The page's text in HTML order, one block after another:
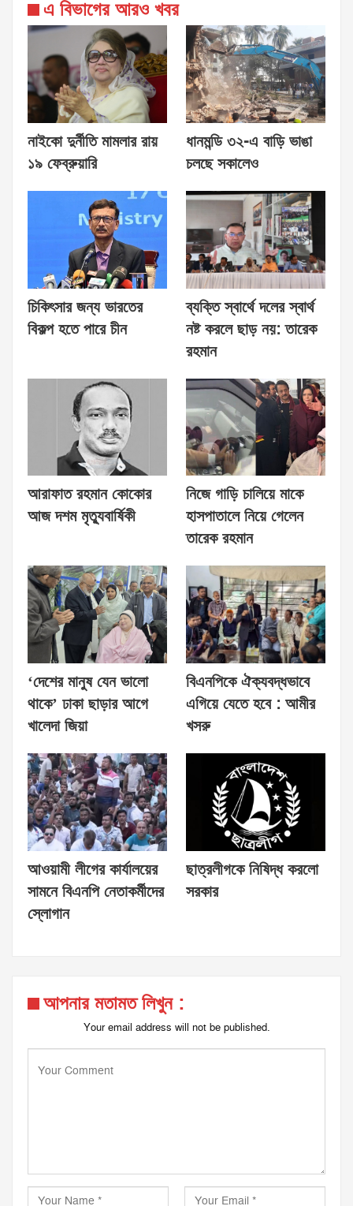
এ বিভাগের আরও খবর
নাইকো দুর্নীতি মামলার রায়
১৯ ফেব্রুয়ারি
ধানমন্ডি ৩২-এ বাড়ি ভাঙা
চলছে সকালেও
চিকিৎসার জন্য ভারতের
বিকল্প হতে পারে চীন
ব্যক্তি স্বার্থে দলের স্বার্থ
নষ্ট করলে ছাড় নয়: তারেক
রহমান
আরাফাত রহমান কোকোর
আজ দশম মৃত্যুবার্ষিকী
নিজে গাড়ি চালিয়ে মাকে
হাসপাতালে নিয়ে গেলেন
তারেক রহমান
‘দেশের মানুষ যেন ভালো
থাকে’ ঢাকা ছাড়ার আগে
খালেদা জিয়া
বিএনপিকে ঐক্যবদ্ধভাবে
এগিয়ে যেতে হবে : আমীর
খসরু
আওয়ামী লীগের কার্যালয়ের
সামনে বিএনপি নেতাকর্মীদের
স্লোগান
ছাত্রলীগকে নিষিদ্ধ করলো
সরকার
আপনার মতামত লিখুন :
Your email address will not be published.